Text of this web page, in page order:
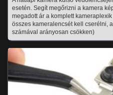
esetén. Segít megőrizni a kamera
megadott ár a komplett
összes kameralencsét kell cserélni,
számával arányosan csökken)